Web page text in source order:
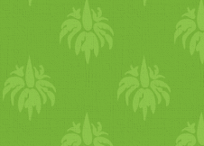
jól
hónapokig
Az ital